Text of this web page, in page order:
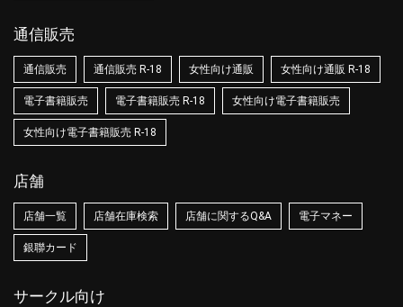
通信販売
通信販売 通信販売 R-18 女性向け通販 女性向け通販 R-18
電子書籍販売 電子書籍販売 R-18 女性向け電子書籍販売
女性向け電子書籍販売 R-18
店舗
店舗一覧 店舗在庫検索 店舗に関するQ&A 電子マネー
銀聯カード
サークル向け